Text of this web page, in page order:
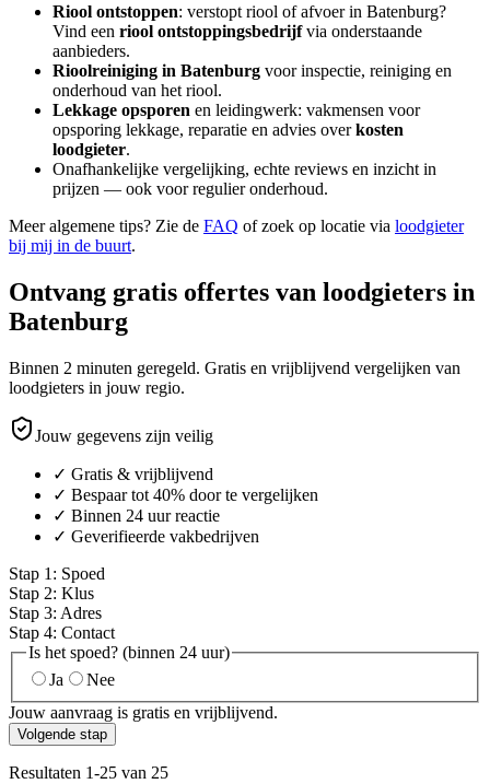
Riool ontstoppen: verstopt riool of afvoer in Batenburg?
Vind een riool ontstoppingsbedrijfvia onderstaande
aanbieders.
Rioolreiniging in Batenburg voor inspectie, reiniging en
onderhoud van het riool.
Lekkage opsporen en leidingwerk: vakmensen voor
opsporing lekkage, reparatie en advies overkosten
loodgieter.
Onafhankelijke vergelijking, echte reviews en inzicht in
prijzen — ook voor regulier onderhoud.
Meer algemene tips? Zie de FAQ of zoek op locatie via loodgieter
bij mij in de buurt.
Ontvang gratis offertes van loodgieters in
Batenburg
Binnen 2 minuten geregeld. Gratis en vrijblijvend vergelijken van
loodgieters in jouw regio.
Jouw gegevens zijn veilig
✓ Gratis & vrijblijvend
✓ Bespaar tot 40% door te vergelijken
✓ Binnen 24 uur reactie
✓ Geverifieerde vakbedrijven
Stap 1 : Spoed
Stap 2: Klus
Stap 3: Adres
Stap 4: Contact
Is het spoed? (binnen 24 uur)
Ja
Nee
Jouw aanvraag is gratis en vrijblijvend.
Volgende stap
Resultaten 1-25 van 25